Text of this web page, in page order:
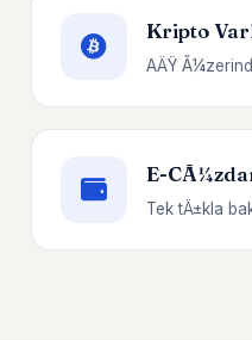
Kripto
AÄŸ
E-
Tek tÄ±kla